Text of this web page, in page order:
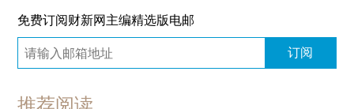
免费订阅财新网主编精选版电邮
订阅